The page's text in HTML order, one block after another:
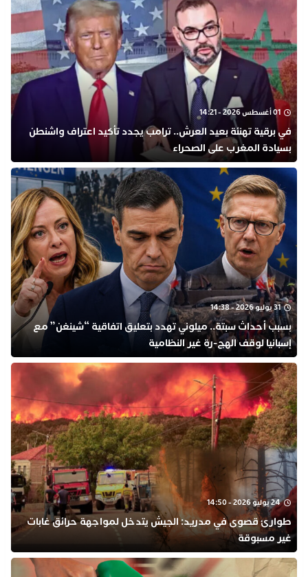
01 أغسطس 2026 - 14:21
في برقية تهنئة بعيد العرش.. ترامب يجدد تأكيد اعتراف واشنطن
بسيادة المغرب على الصحراء
31 يوليو 2026 - 14:38
بسبب أحداث سبتة.. ميلوني تهدد بتعليق اتفاقية “شينغن” مع
إسبانيا لوقف الهج-رة غير النظامية
24 يوليو 2026 - 14:50
طوارئ قصوى في مدريد: الجيش يتدخل لمواجهة حرائق غابات
غير مسبوقة